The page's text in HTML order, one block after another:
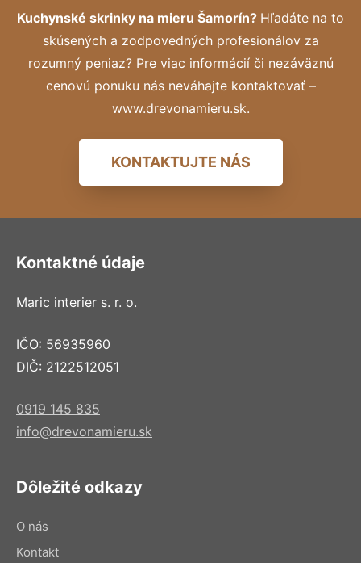
Kuchynské skrinky na mieru Šamorín? Hľadáte na to
skúsených a zodpovedných profesionálov za
rozumný peniaz? Pre viac informácií či nezáväznú
cenovú ponuku nás neváhajte kontaktovať –
www.drevonamieru.sk.
KONTAKTUJTE NÁS
Kontaktné údaje
Maric interier s. r. o.
IČO: 56935960
DIČ: 2122512051
0919 145 835
info@drevonamieru.sk
Dôležité odkazy
O nás
Kontakt